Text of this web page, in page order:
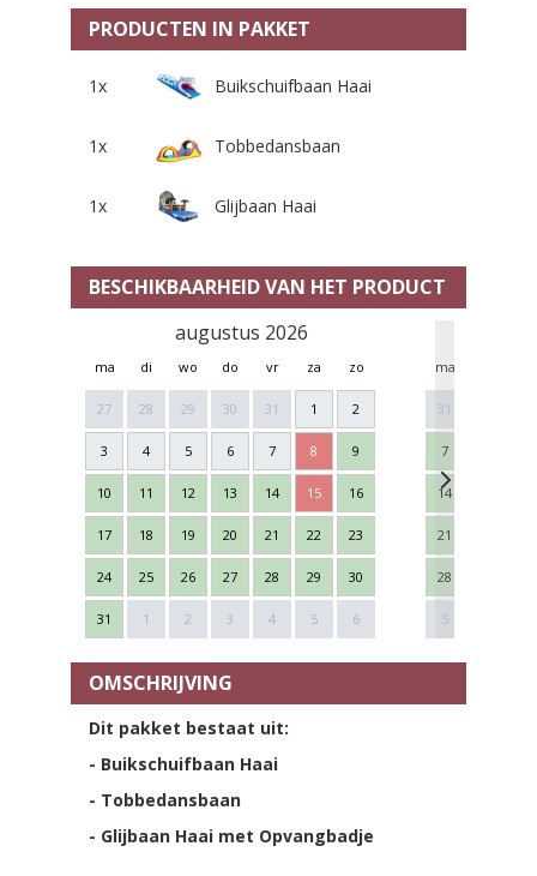
PRODUCTEN IN PAKKET
1x Buikschuifbaan Haai
1x Tobbedansbaan
1x Glijbaan Haai
BESCHIKBAARHEID VAN HET PRODUCT
augustus 2026
ma di wo do vr za zo
27 28 29 30 31 1 2
3 4 5 6 7 8 9
10 11 12 13 14 15 16
17 18 19 20 21 22 23
24 25 26 27 28 29 30
31 1 2 3 4 5 6
ma
31
7
14
21
28
5
Next
OMSCHRIJVING
Dit pakket bestaat uit:
- Buikschuifbaan Haai
- Tobbedansbaan
- Glijbaan Haai met Opvangbadje